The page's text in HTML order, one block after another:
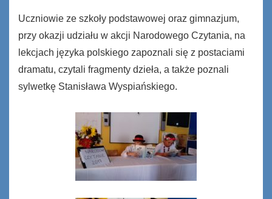
Uczniowie ze szkoły podstawowej oraz gimnazjum,
przy okazji udziału w akcji Narodowego Czytania, na
lekcjach języka polskiego zapoznali się z postaciami
dramatu, czytali fragmenty dzieła, a także poznali
sylwetkę Stanisława Wyspiańskiego.